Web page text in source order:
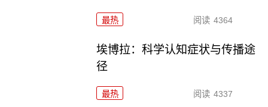
最热 阅读 4364
埃博拉：科学认知症状与传播途
径
最热 阅读 4337